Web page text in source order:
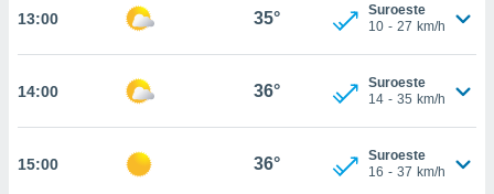
análisis
así como
en
13:00 35°
Suroeste
10 - 27 km/h
14:00 36°
Suroeste
14 - 35 km/h
15:00 36°
Suroeste
16 - 37 km/h